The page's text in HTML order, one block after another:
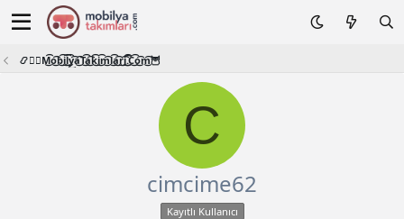
📿🧙‍♂️M͜͡o͜͡b͜͡i͜͡l͜͡y͜͡a͜͡T͜͡a͜͡k͜͡i͜͡m͜͡l͜͡a͜͡r͜͡i͜͡.͜͡C͜͡o͜͡m͜͡🦉
C
cimcime62
Kayıtlı Kullanıcı